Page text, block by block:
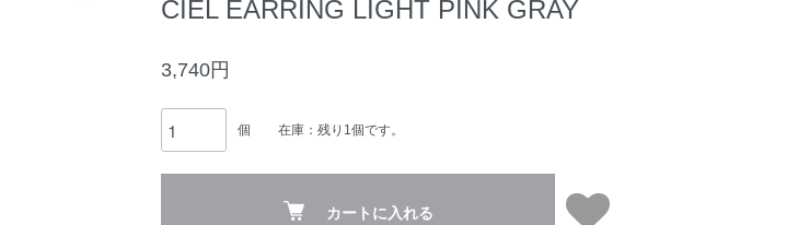
CIEL EARRING LIGHT PINK GRAY
3,740円
個 在庫：残り1個です。
カートに入れる